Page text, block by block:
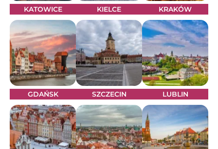
KATOWICE KIELCE KRAKÓW
GDAŃSK SZCZECIN LUBLIN